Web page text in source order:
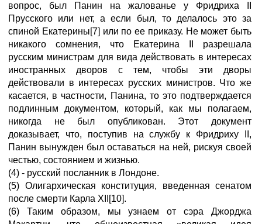
вопрос, был Панин на жалованье у Фридриха II
Прусского или нет, а если был, то делалось это за
спиной Екатерины[7] или по ее приказу. Не может быть
никакого сомнения, что Екатерина II разрешала
русским министрам для вида действовать в интересах
иностранных дворов с тем, чтобы эти дворы
действовали в интересах русских министров. Что же
касается, в частности, Панина, то это подтверждается
подлинным документом, который, как мы полагаем,
никогда не был опубликован. Этот документ
доказывает, что, поступив на службу к Фридриху II,
Панин вынужден был оставаться на ней, рискуя своей
честью, состоянием и жизнью.
(4) - русский посланник в Лондоне.
(5) Олигархическая конституция, введенная сенатом
после смерти Карла XII[10].
(6) Таким образом, мы узнаем от сэра Джорджа